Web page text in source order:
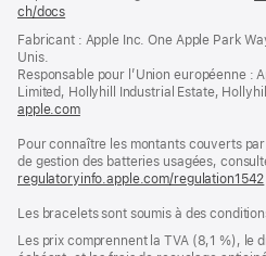
page
bas
page
ch/docs
une
fenêtre)
Fabricant : Apple Inc. One Apple Park
Unis.
Responsable pour l’Union européenne :
Limited, Hollyhill Industrial Estate,
apple.com(s’ouvre
une
nouvelle
fenêtre)
Pour connaître les montants couverts
de gestion des batteries usagées,
regulatoryinfo.apple.com/regulation1542
Les bracelets sont soumis à des
Les prix comprennent la TVA (8,1 %), le